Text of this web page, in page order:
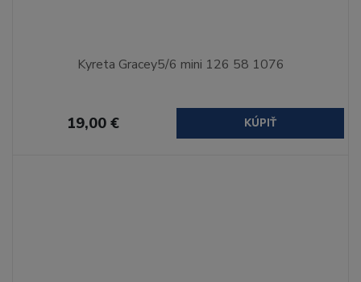
Kyreta Gracey5/6 mini 126 58 1076
19,00 € KÚPIŤ